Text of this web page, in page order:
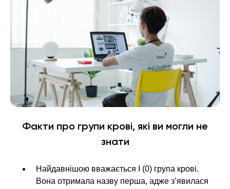
Факти про групи крові, які ви могли не
знати
Найдавнішою вважається I (0) група крові.
Вона отримала назву перша, адже з’явилася